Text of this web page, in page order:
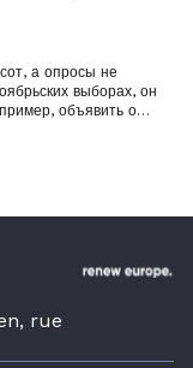
а опросы не
выборах, он
объявить о
rue